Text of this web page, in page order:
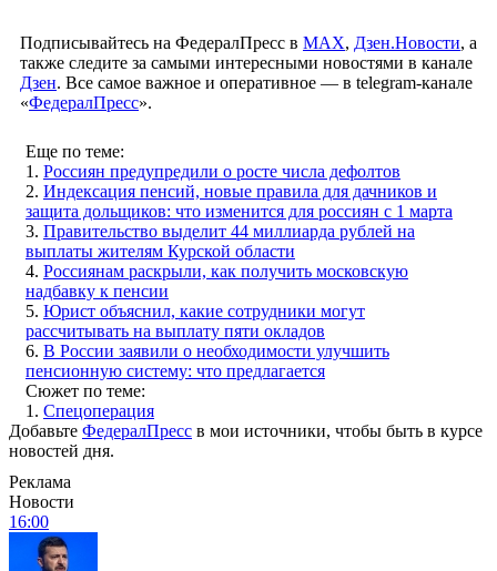
Подписывайтесь на ФедералПресс в МАХ, Дзен.Новости, а
также следите за самыми интересными новостями в канале
Дзен. Все самое важное и оперативное — в telegram-канале
«ФедералПресс».
Еще по теме:
1. Россиян предупредили о росте числа дефолтов
2. Индексация пенсий, новые правила для дачников и
защита дольщиков: что изменится для россиян с 1 марта
3. Правительство выделит 44 миллиарда рублей на
выплаты жителям Курской области
4. Россиянам раскрыли, как получить московскую
надбавку к пенсии
5. Юрист объяснил, какие сотрудники могут
рассчитывать на выплату пяти окладов
6. В России заявили о необходимости улучшить
пенсионную систему: что предлагается
Сюжет по теме:
1. Спецоперация
Добавьте ФедералПресс в мои источники, чтобы быть в курсе
новостей дня.
Реклама
Новости
16:00